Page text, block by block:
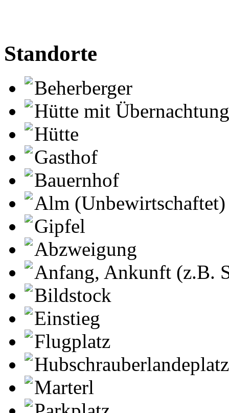
Standorte
Beherberger
Hütte mit Übernachtung
Hütte
Gasthof
Bauernhof
Alm (Unbewirtschaftet)
Gipfel
Abzweigung
Anfang, Ankunft (z.B.
Bildstock
Einstieg
Flugplatz
Hubschrauberlandeplatz
Marterl